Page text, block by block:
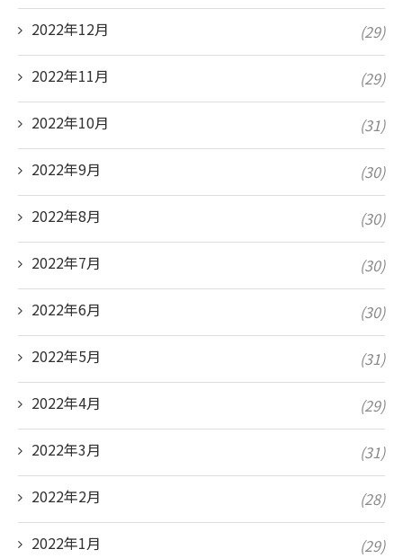
2022年12月 (29)
2022年11月 (29)
2022年10月 (31)
2022年9月 (30)
2022年8月 (30)
2022年7月 (30)
2022年6月 (30)
2022年5月 (31)
2022年4月 (29)
2022年3月 (31)
2022年2月 (28)
2022年1月 (29)